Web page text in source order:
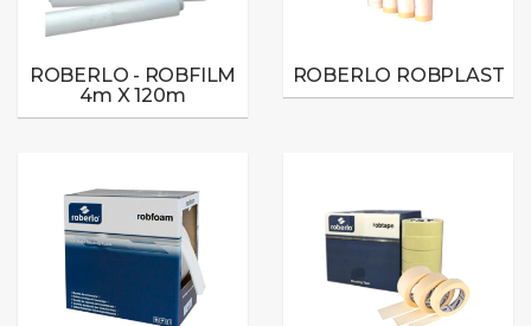
ROBERLO - ROBFILM
4m X 120m
ROBERLO ROBPLAST